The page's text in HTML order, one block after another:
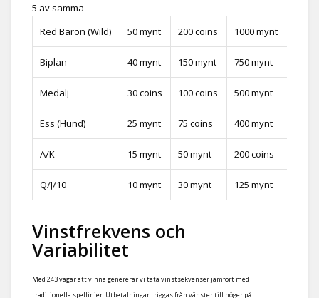
5 av samma
Red Baron (Wild)
50 mynt 200 coins 1000 mynt
Biplan 40 mynt 150 mynt 750 mynt
Medalj 30 coins 100 coins 500 mynt
Ess (Hund) 25 mynt 75 coins 400 mynt
A/K 15 mynt 50 mynt 200 coins
Q/J/10 10 mynt 30 mynt 125 mynt
Vinstfrekvens och
Variabilitet
Med 243 vägar att vinna genererar vi täta vinstsekvenser jämfört med
traditionella spellinjer. Utbetalningar triggas från vänster till höger på